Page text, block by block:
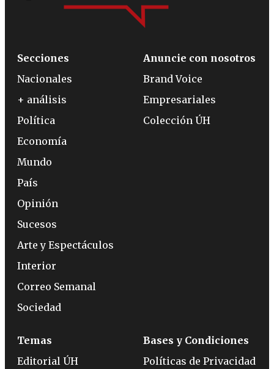
Secciones
Nacionales
+ análisis
Política
Economía
Mundo
País
Opinión
Sucesos
Arte y Espectáculos
Interior
Correo Semanal
Sociedad
Anuncie con nosotros
Brand Voice
Empresariales
Colección ÚH
Temas
Editorial ÚH
Bases y Condiciones
Políticas de Privacidad